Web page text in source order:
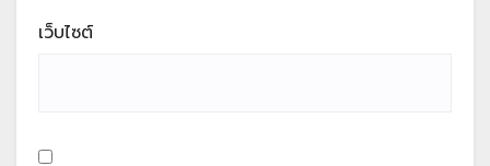
เว็บไซต์